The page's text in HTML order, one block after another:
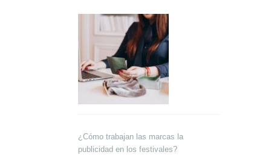
¿Cómo trabajan las marcas la
publicidad en los festivales?